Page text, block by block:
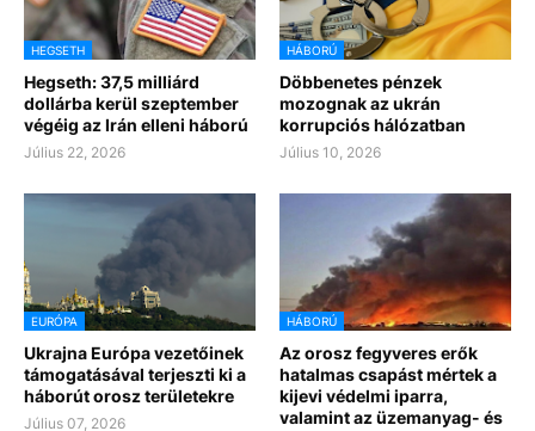
HEGSETH
Hegseth: 37,5 milliárd
dollárba kerül szeptember
végéig az Irán elleni háború
Július 22, 2026
HÁBORÚ
Döbbenetes pénzek
mozognak az ukrán
korrupciós hálózatban
Július 10, 2026
EURÓPA
Ukrajna Európa vezetőinek
támogatásával terjeszti ki a
háborút orosz területekre
Július 07, 2026
HÁBORÚ
Az orosz fegyveres erők
hatalmas csapást mértek a
kijevi védelmi iparra,
valamint az üzemanyag- és